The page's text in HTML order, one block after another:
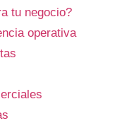
tu negocio?
operativa